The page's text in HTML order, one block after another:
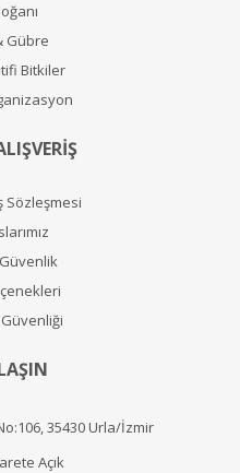
Gübre
Bitkiler
Sözleşmesi
35430 Urla/İzmir
Açık